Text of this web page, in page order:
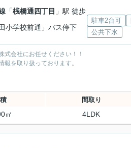
「桟橋通四丁目 」駅 徒歩
小学校前通」バス停下
駐車2台可
公共下水
会社にお任せください！！
を取り扱っております。
間取り
㎡ 4LDK